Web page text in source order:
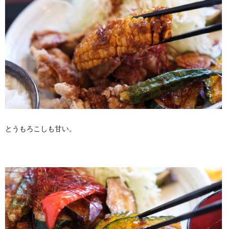
とうもろこしも甘い。